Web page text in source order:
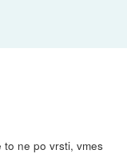
to ne po vrsti, vmes